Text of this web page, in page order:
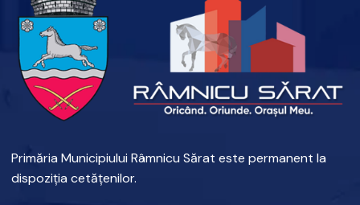
Primăria Municipiului Râmnicu Sărat este permanent la
dispoziția cetățenilor.